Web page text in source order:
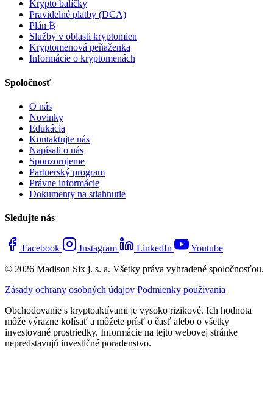
Krypto balíčky
Pravidelné platby (DCA)
Plán ₿
Služby v oblasti kryptomien
Kryptomenová peňaženka
Informácie o kryptomenách
Spoločnosť
O nás
Novinky
Edukácia
Kontaktujte nás
Napísali o nás
Sponzorujeme
Partnerský program
Právne informácie
Dokumenty na stiahnutie
Sledujte nás
Facebook Instagram LinkedIn
Youtube
© 2026 Madison Six j. s. a. Všetky práva vyhradené spoločnosťou.
Zásady ochrany osobných údajov Podmienky používania
Obchodovanie s kryptoaktívami je vysoko rizikové. Ich hodnota
môže výrazne kolísať a môžete prísť o časť alebo o všetky
investované prostriedky. Informácie na tejto webovej stránke
nepredstavujú investičné poradenstvo.